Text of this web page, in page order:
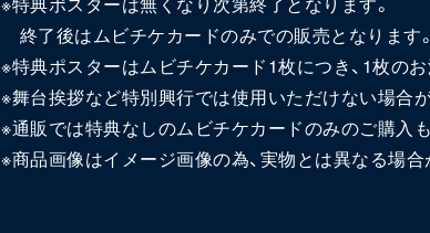
終了後はムビチケカードのみでの販売となります。
※特典ポスターはムビチケカード1枚につき、1枚のお
※舞台挨拶など特別興行では使用いただけない場合
※通販では特典なしのムビチケカードのみのご購入
※商品画像はイメージ画像の為、実物とは異なる場合